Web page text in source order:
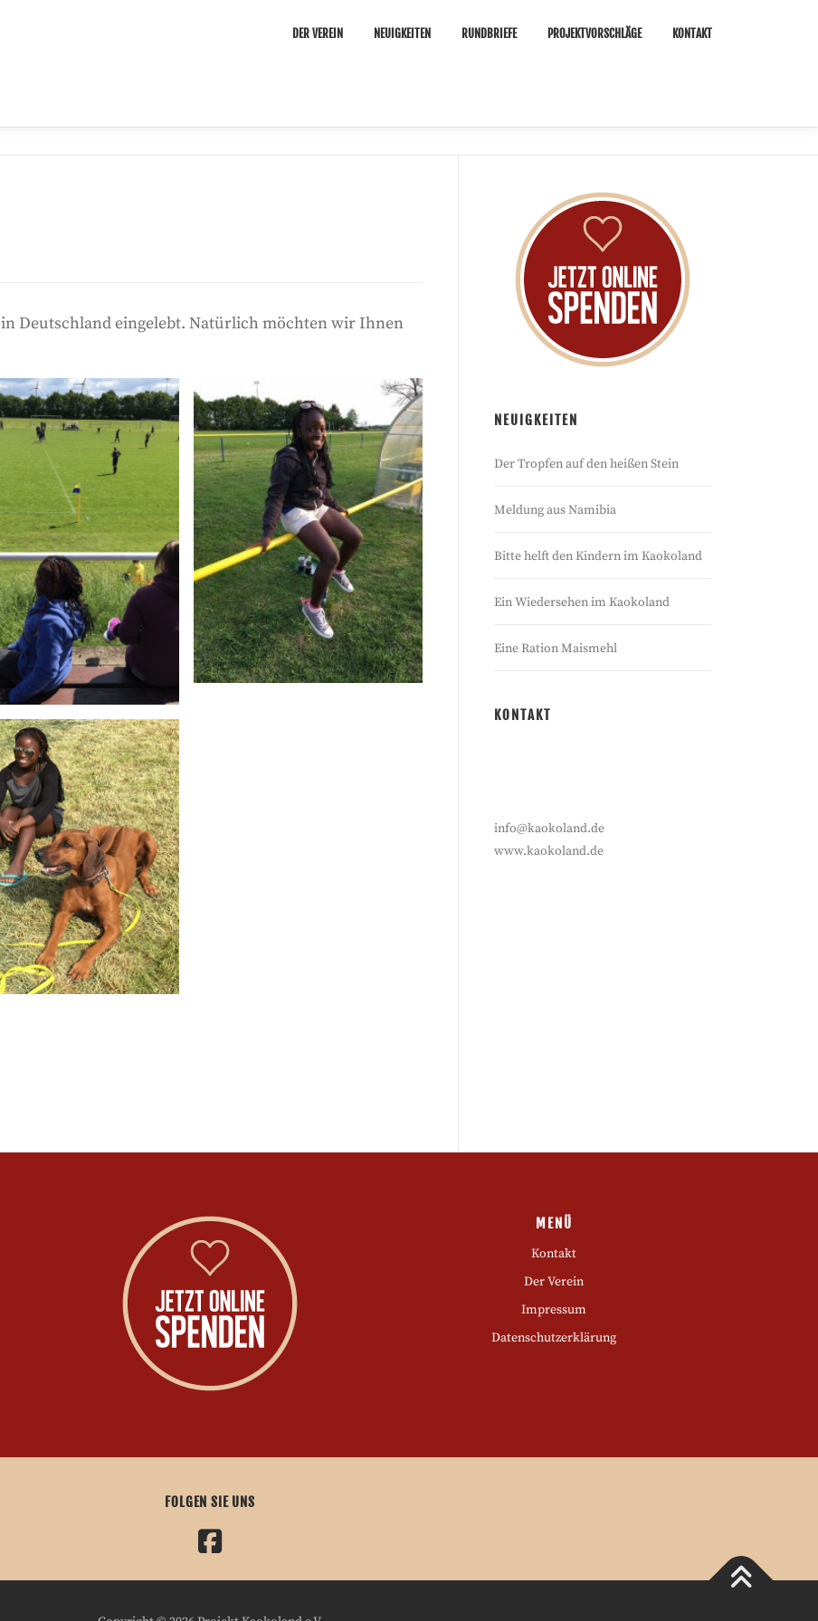
DER VEREIN NEUIGKEITEN RUNDBRIEFE PROJEKTVORSCHLÄGE KONTAKT
Deutschland eingelebt. Natürlich möchten wir Ihnen
NEUIGKEITEN
Der Tropfen auf den heißen Stein
Meldung aus Namibia
Bitte helft den Kindern im Kaokoland
Ein Wiedersehen im Kaokoland
Eine Ration Maismehl
KONTAKT
info@kaokoland.de
www.kaokoland.de
MENÜ
Kontakt
Der Verein
Impressum
Datenschutzerklärung
FOLGEN SIE UNS